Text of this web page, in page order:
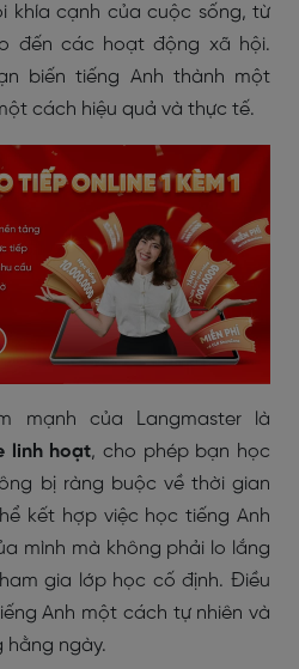
khía cạnh của cuộc sống, từ
đến các hoạt động xã hội.
biến tiếng Anh thành một
cách hiệu quả và thực tế.
mạnh của Langmaster là
linh hoạt, cho phép bạn học
bị ràng buộc về thời gian
kết hợp việc học tiếng Anh
mình mà không phải lo lắng
gia lớp học cố định. Điều
Anh một cách tự nhiên và
hằng ngày.